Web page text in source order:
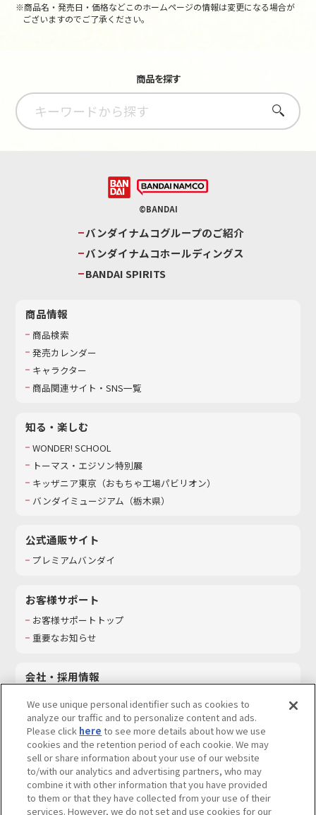
※商品名・発売日・価格などこのホームページの情報は変更になる場合が
ございますのでご了承ください。
商品を探す
さがす
©BANDAI
バンダイナムコグループのご紹介
バンダイナムコホールディングス
BANDAI SPIRITS
商品情報
商品検索
発売カレンダー
キャラクター
商品関連サイト・SNS一覧
知る・楽しむ
WONDER! SCHOOL
トーマス・エジソン特別展
キッザニア東京（おもちゃ工場パビリオン）​
バンダイミュージアム（栃木県）
公式通販サイト
プレミアムバンダイ
お客様サポート
お客様サポートトップ
重要なお知らせ
会社・採用情報
採用情報
サステナビリティ
お問い合わせ
ウェブサイトご利用条件 ソーシャルメディアポリシー
We use unique personal identifier such as cookies to
analyze our traffic and to personalize content and ads.
Please click here to see more details about how we use
cookies and the retention period of each cookie. We may
sell or share information about your use of our website
to/with our analytics and advertising partners, who may
combine it with other information that you have provided
to them or that they have collected from your use of their
services. However, we do not set and use cookies for our